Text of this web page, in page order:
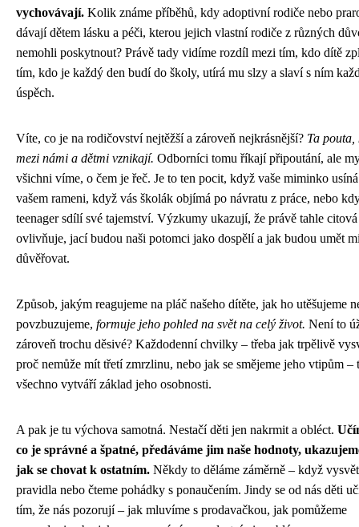
vychovávají. Kolik známe příběhů, kdy adoptivní rodiče nebo
dávají dětem lásku a péči, kterou jejich vlastní rodiče z různých
nemohli poskytnout? Právě tady vidíme rozdíl mezi tím, kdo dítě
tím, kdo je každý den budí do školy, utírá mu slzy a slaví s ním
úspěch.
Víte, co je na rodičovství nejtěžší a zároveň nejkrásnější? Ta pouta,
mezi námi a dětmi vznikají. Odborníci tomu říkají připoutání, ale
všichni víme, o čem je řeč. Je to ten pocit, když vaše miminko
vašem rameni, když vás školák objímá po návratu z práce, nebo
teenager sdílí své tajemství. Výzkumy ukazují, že právě tahle
ovlivňuje, jací budou naši potomci jako dospělí a jak budou umět
důvěřovat.
Způsob, jakým reagujeme na pláč našeho dítěte, jak ho utěšujeme
povzbuzujeme, formuje jeho pohled na svět na celý život. Není to
zároveň trochu děsivé? Každodenní chvilky – třeba jak trpělivě
proč nemůže mít třetí zmrzlinu, nebo jak se smějeme jeho vtipům –
všechno vytváří základ jeho osobnosti.
A pak je tu výchova samotná. Nestačí děti jen nakrmit a obléct.
co je správné a špatné, předáváme jim naše hodnoty,
jak se chovat k ostatním. Někdy to děláme záměrně – když
pravidla nebo čteme pohádky s ponaučením. Jindy se od nás děti
tím, že nás pozorují – jak mluvíme s prodavačkou, jak pomůžeme